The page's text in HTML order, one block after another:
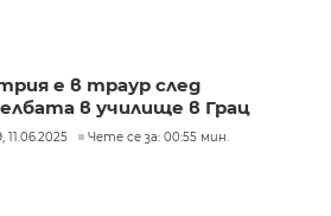
е в траур след
в училище в Грац
11.06.2025 Чете се за: 00:55 мин.